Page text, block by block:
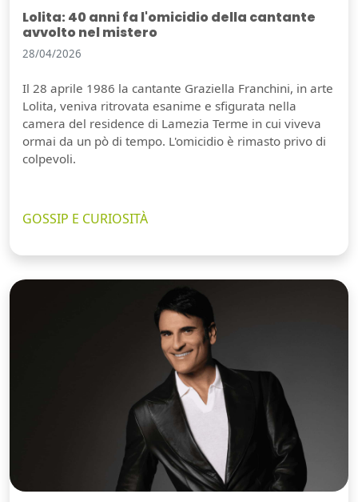
Lolita: 40 anni fa l'omicidio della cantante
avvolto nel mistero
28/04/2026
Il 28 aprile 1986 la cantante Graziella Franchini, in arte
Lolita, veniva ritrovata esanime e sfigurata nella
camera del residence di Lamezia Terme in cui viveva
ormai da un pò di tempo. L'omicidio è rimasto privo di
colpevoli.
GOSSIP E CURIOSITÀ